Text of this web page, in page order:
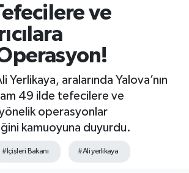
ve
Yerlikaya, aralarında Yalova’nın
49 ilde tefecilere ve
yönelik operasyonlar
kamuoyuna duyurdu.
#İçişleri Bakanı #Ali yerlikaya
Haberleri